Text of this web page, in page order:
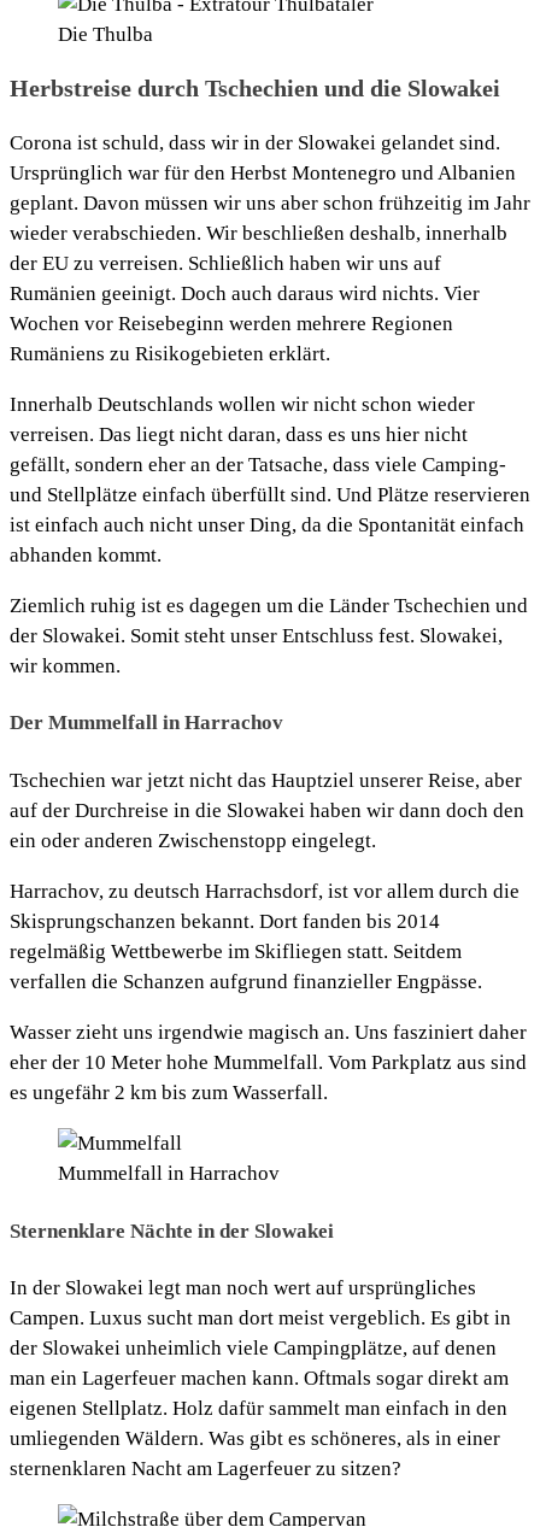
Die Thulba
Herbstreise durch Tschechien und die Slowakei
Corona ist schuld, dass wir in der Slowakei gelandet sind.
Ursprünglich war für den Herbst Montenegro und Albanien
geplant. Davon müssen wir uns aber schon frühzeitig im Jahr
wieder verabschieden. Wir beschließen deshalb, innerhalb
der EU zu verreisen. Schließlich haben wir uns auf
Rumänien geeinigt. Doch auch daraus wird nichts. Vier
Wochen vor Reisebeginn werden mehrere Regionen
Rumäniens zu Risikogebieten erklärt.
Innerhalb Deutschlands wollen wir nicht schon wieder
verreisen. Das liegt nicht daran, dass es uns hier nicht
gefällt, sondern eher an der Tatsache, dass viele Camping-
und Stellplätze einfach überfüllt sind. Und Plätze reservieren
ist einfach auch nicht unser Ding, da die Spontanität einfach
abhanden kommt.
Ziemlich ruhig ist es dagegen um die Länder Tschechien und
der Slowakei. Somit steht unser Entschluss fest. Slowakei,
wir kommen.
Der Mummelfall in Harrachov
Tschechien war jetzt nicht das Hauptziel unserer Reise, aber
auf der Durchreise in die Slowakei haben wir dann doch den
ein oder anderen Zwischenstopp eingelegt.
Harrachov, zu deutsch Harrachsdorf, ist vor allem durch die
Skisprungschanzen bekannt. Dort fanden bis 2014
regelmäßig Wettbewerbe im Skifliegen statt. Seitdem
verfallen die Schanzen aufgrund finanzieller Engpässe.
Wasser zieht uns irgendwie magisch an. Uns fasziniert daher
eher der 10 Meter hohe Mummelfall. Vom Parkplatz aus sind
es ungefähr 2 km bis zum Wasserfall.
Mummelfall in Harrachov
Sternenklare Nächte in der Slowakei
In der Slowakei legt man noch wert auf ursprüngliches
Campen. Luxus sucht man dort meist vergeblich. Es gibt in
der Slowakei unheimlich viele Campingplätze, auf denen
man ein Lagerfeuer machen kann. Oftmals sogar direkt am
eigenen Stellplatz. Holz dafür sammelt man einfach in den
umliegenden Wäldern. Was gibt es schöneres, als in einer
sternenklaren Nacht am Lagerfeuer zu sitzen?